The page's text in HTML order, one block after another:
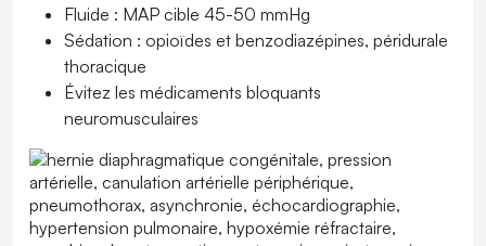
Fluide : MAP cible 45-50 mmHg
Sédation : opioïdes et benzodiazépines, péridurale
thoracique
Évitez les médicaments bloquants
neuromusculaires